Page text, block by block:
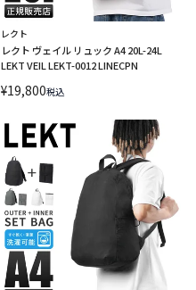
レクト
レクト ヴェイル リュック A4 20L-24L
LEKT VEIL LEKT-0012 LINECPN
¥19,800税込